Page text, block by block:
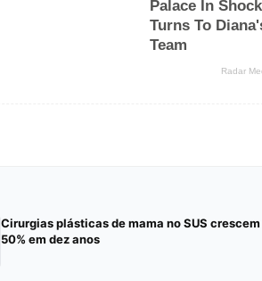
Cirurgias plásticas de mama no SUS
50% em dez anos